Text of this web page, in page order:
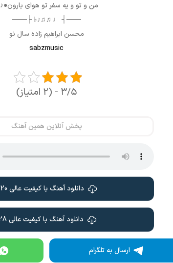
من و تو و یه سفر تو هوای
───┤ ♩♬♫♪♭ ├───
محسن ابراهیم زاده سال نو
sabzmusic
۳/۵ - (۲ امتیاز)
پخش آنلاین همین آهنگ
دانلود آهنگ با کیفیت عالی 320
دانلود آهنگ با کیفیت عالی 128
ارسال به تلگرام